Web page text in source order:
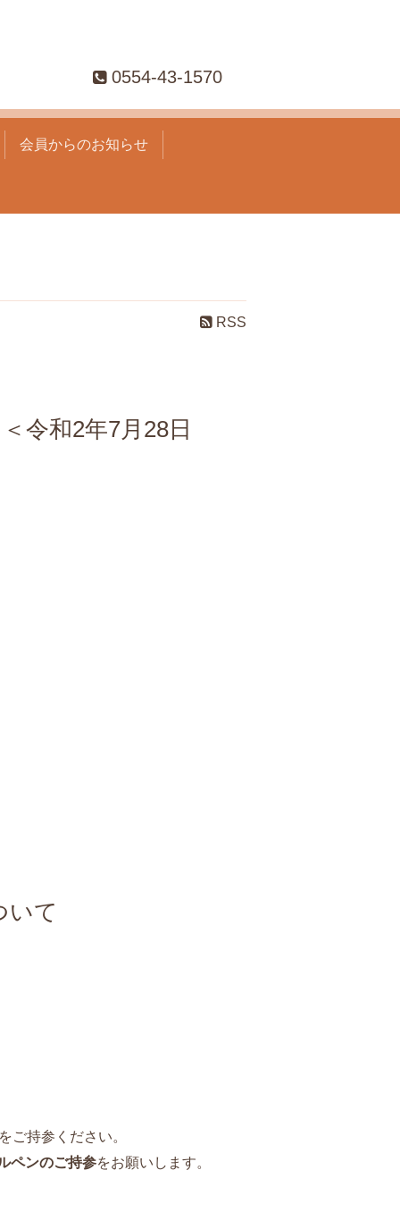
0554-43-1570
会員からのお知らせ
RSS
令和2年7月28日
いて
ご持参ください。
ペンのご持参をお願いします。